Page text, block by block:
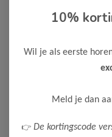
Le Chic Garçon
Le Chic
Overhemd EVI
25,00
Maak een keuze:
128
10%
Wil je als eerste
Meld je dan
👉 De kortingscode